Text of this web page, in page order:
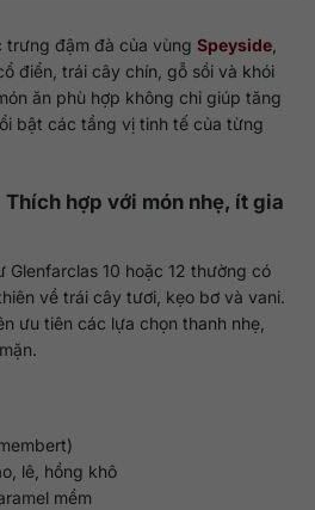
trưng đậm đà của vùng Speyside,
điển, trái cây chín, gỗ sồi và khói
ăn phù hợp không chỉ giúp tăng
bật các tầng vị tinh tế của từng
hợp với món nhẹ, ít gia
Glenfarclas 10 hoặc 12 thường có
về trái cây tươi, kẹo bơ và vani.
ưu tiên các lựa chọn thanh nhẹ,
lê, hồng khô
mềm